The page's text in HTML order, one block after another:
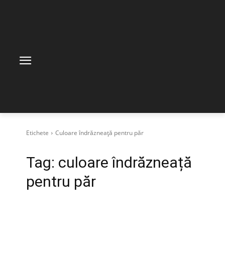
Etichete Culoare îndrăzneață pentru păr
Tag: culoare îndrăzneață
pentru păr